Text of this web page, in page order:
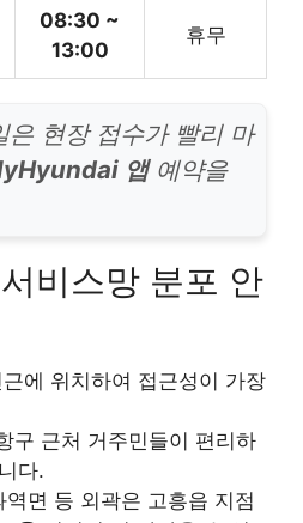
08:30 ~
13:00
휴무
은 현장 접수가 빨리 마
앱예약을
비스망 분포 안
에 위치하여 접근성이 가장
구 근처 거주민들이 편리하
다.
역면 등 외곽은 고흥읍 지점